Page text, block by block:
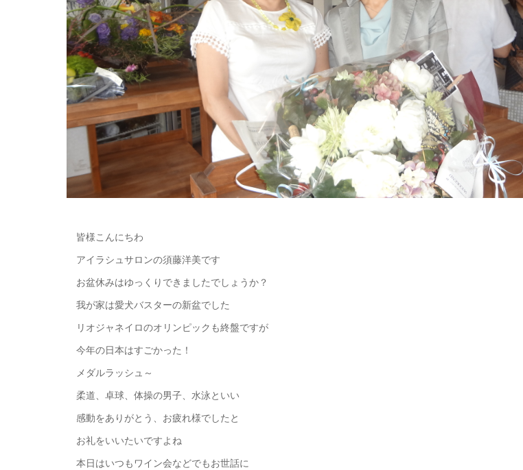
皆様こんにちわ
アイラシュサロンの須藤洋美です
お盆休みはゆっくりできましたでしょうか？
我が家は愛犬バスターの新盆でした
リオジャネイロのオリンピックも終盤ですが
今年の日本はすごかった！
メダルラッシュ～
柔道、卓球、体操の男子、水泳といい
感動をありがとう、お疲れ様でしたと
お礼をいいたいですよね
本日はいつもワイン会などでもお世話に